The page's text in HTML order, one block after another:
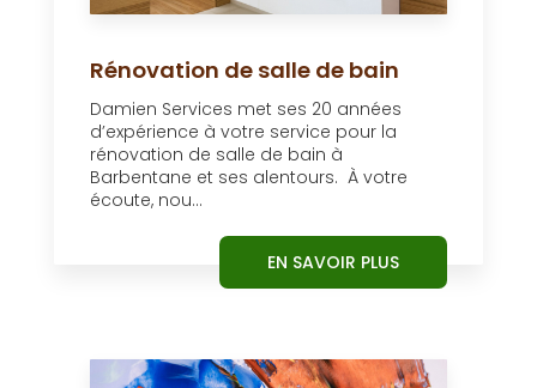
Rénovation de salle de bain
Damien Services met ses 20 années
d’expérience à votre service pour la
rénovation de salle de bain à
Barbentane et ses alentours. À votre
écoute, nou...
EN SAVOIR PLUS